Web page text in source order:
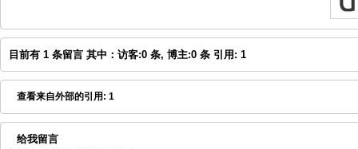
目前有 1 条留言 其中：访客:0 条, 博主:0 条 引用: 1
查看来自外部的引用: 1
给我留言